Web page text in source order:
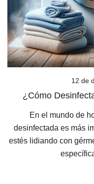
12 de
¿Cómo
En el mundo de
desinfectada es más
estés lidiando con